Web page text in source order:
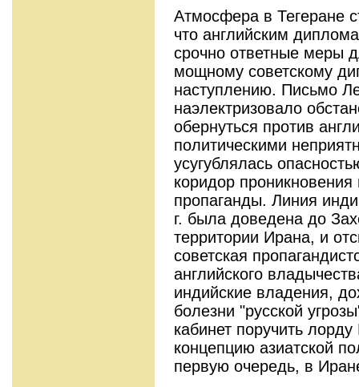
Атмосфера в Тегеране
что английским
срочно ответные меры
мощному советскому
наступлению. Письмо
наэлектризовало
обернуться против
политическими
усугублялась
коридор
пропаганды. Линия
г. была доведена до
территории Ирана, и
советская
английского
индийские владения,
болезни "русской
кабинет поручить
концепцию азиатской
первую очередь, в